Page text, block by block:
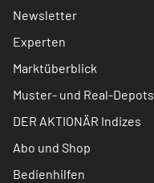
Newsletter
Experten
Marktüberblick
Muster- und Real-Depots
DER AKTIONÄR Indizes
Abo und Shop
Bedienhilfen